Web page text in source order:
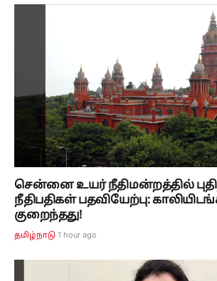
சென்னை உயர் நீதிமன்றத்தில்
நீதிபதிகள் பதவியேற்பு:
குறைந்தது!
தமிழ்நாடு 1 hour ago